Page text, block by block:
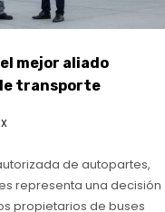
mejor aliado
transporte
de autopartes,
representa una decisión
propietarios de buses